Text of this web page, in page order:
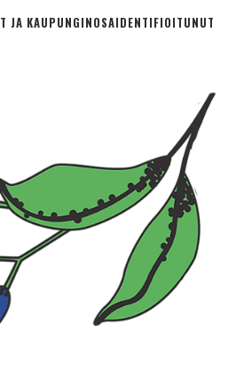
JA KAUPUNGINOSA­IDENTIFIOITUNUT